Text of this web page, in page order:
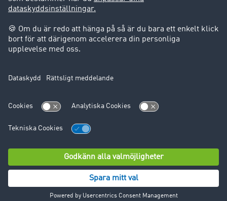
Support
Juridiskt
Företagsinformation
Användarvillkor
© TIMOCOM GmbH 2024. Alla rättigheter förbehålles